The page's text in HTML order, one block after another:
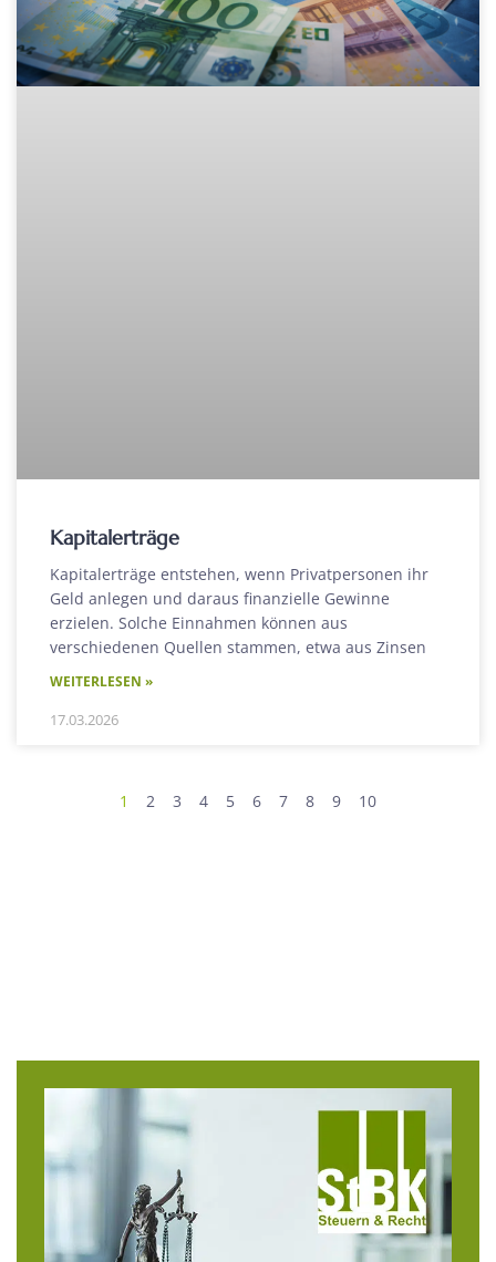
Kapitalerträge
Kapitalerträge entstehen, wenn Privatpersonen ihr
Geld anlegen und daraus finanzielle Gewinne
erzielen. Solche Einnahmen können aus
verschiedenen Quellen stammen, etwa aus Zinsen
WEITERLESEN »
17.03.2026
1 2 3 4 5 6 7 8 9 10